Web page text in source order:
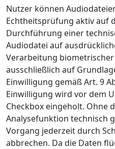
Nutzer können
Echtheitsprüfung aktiv auf
Durchführung einer
Audiodatei auf
Verarbeitung
ausschließlich auf
Einwilligung gemäß Art. 9
Einwilligung wird vor dem
Checkbox eingeholt. Ohne
Analysefunktion technisch
Vorgang jederzeit durch
abbrechen. Da die Daten